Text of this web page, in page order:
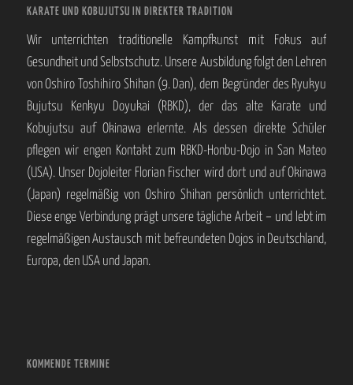
KARATE UND KOBUJUTSU IN DIREKTER TRADITION
Wir unterrichten traditionelle Kampfkunst mit Fokus auf
Gesundheit und Selbstschutz. Unsere Ausbildung folgt den Lehren
von Oshiro Toshihiro Shihan (9. Dan), dem Begründer des Ryukyu
Bujutsu Kenkyu Doyukai (RBKD), der das alte Karate und
Kobujutsu auf Okinawa erlernte. Als dessen direkte Schüler
pflegen wir engen Kontakt zum RBKD-Honbu-Dojo in San Mateo
(USA). Unser Dojoleiter Florian Fischer wird dort und auf Okinawa
(Japan) regelmäßig von Oshiro Shihan persönlich unterrichtet.
Diese enge Verbindung prägt unsere tägliche Arbeit – und lebt im
regelmäßigen Austausch mit befreundeten Dojos in Deutschland,
Europa, den USA und Japan.
KOMMENDE TERMINE